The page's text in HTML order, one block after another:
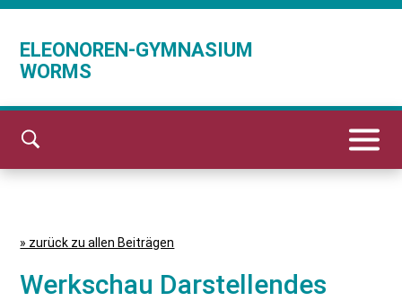
ELEONOREN-GYMNASIUM
WORMS
» zurück zu allen Beiträgen
Werkschau Darstellendes